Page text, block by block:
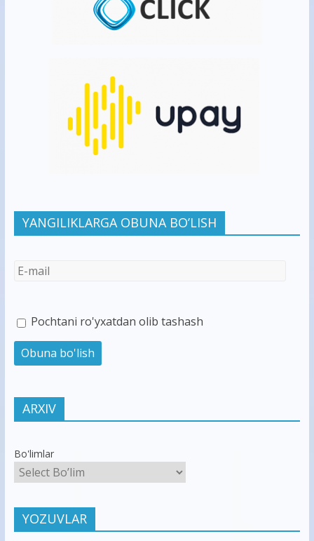
YANGILIKLARGA OBUNA BO’LISH
Pochtani ro'yxatdan olib tashash
ARXIV
Bo'limlar
YOZUVLAR